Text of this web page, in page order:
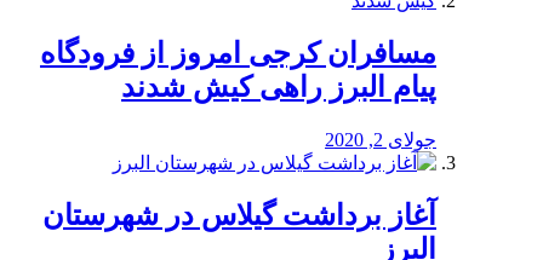
مسافران کرجی امروز از فرودگاه
پیام البرز راهی کیش شدند
جولای 2, 2020
آغاز برداشت گیلاس در شهرستان
البرز